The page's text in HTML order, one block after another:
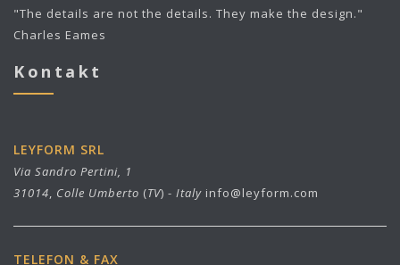
"The details are not the details. They make the design."
Charles Eames
Kontakt
LEYFORM SRL
Via Sandro Pertini, 1
31014, Colle Umberto (TV) - Italy info@leyform.com
TELEFON & FAX